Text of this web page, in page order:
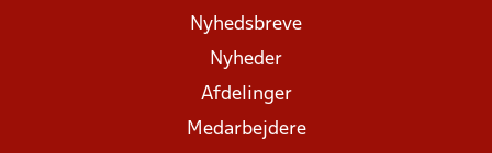
Nyhedsbreve
Nyheder
Afdelinger
Medarbejdere